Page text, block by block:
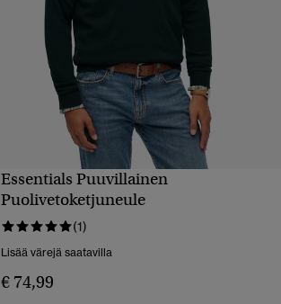
PIKAKATSELU
Essentials Puuvillainen
Puolivetoketjuneule
(1)
Lisää värejä saatavilla
€ 74,99